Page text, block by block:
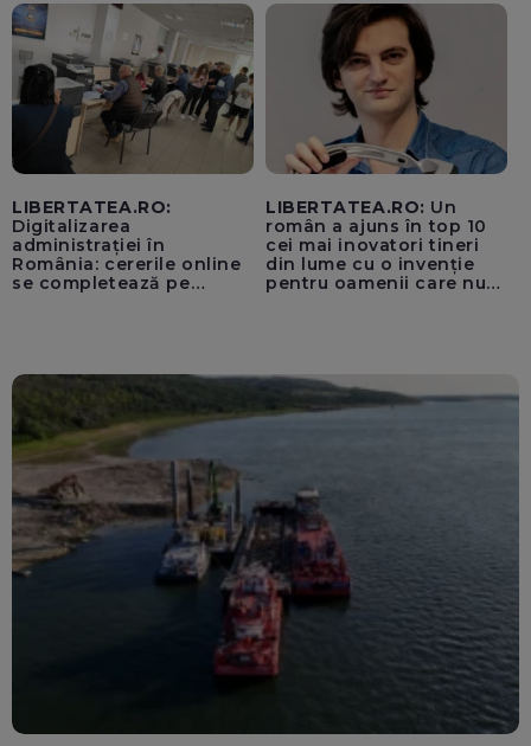
pentru instaurarea
„cenzurii” pe platforma X
LIBERTATEA.RO:
Digitalizarea
administrației în
România: cererile online
se completează pe
LIBERTATEA.RO: Un
român a ajuns în top 10
cei mai inovatori tineri
din lume cu o invenție
pentru oamenii care nu